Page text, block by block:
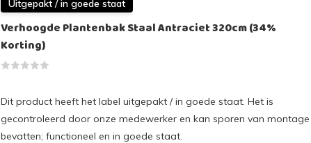
Uitgepakt / in goede staat
Verhoogde Plantenbak Staal Antraciet 320cm (34%
Korting)
Dit product heeft het label uitgepakt / in goede staat. Het is
gecontroleerd door onze medewerker en kan sporen van montage
bevatten; functioneel en in goede staat.